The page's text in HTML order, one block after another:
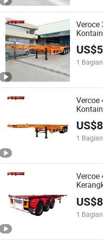
Veroce
US$
1 Bagian
Vercoe
US$
1 Bagian
Vercoe
US$
1 Bagian